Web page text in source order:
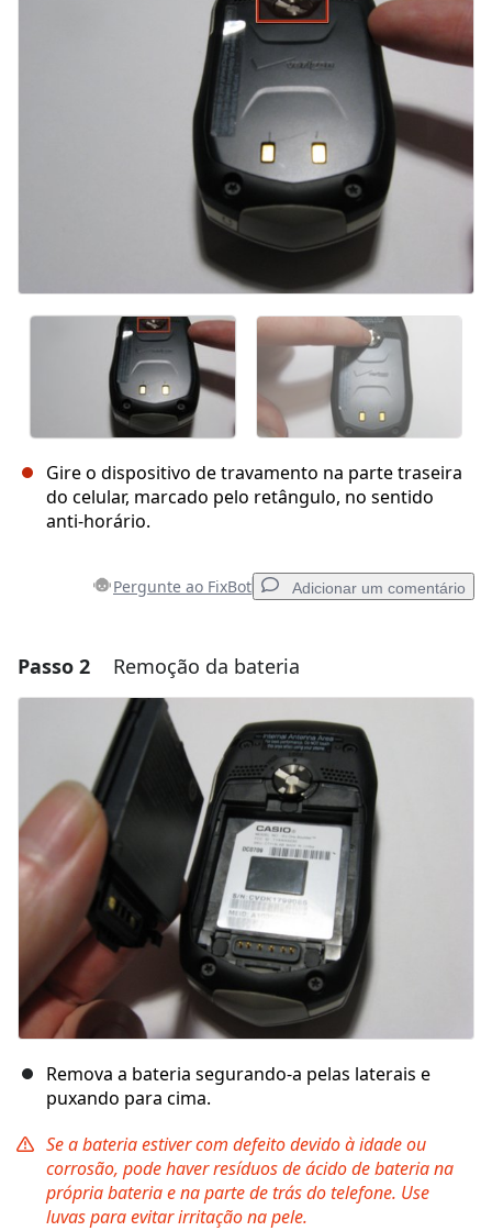
Gire o dispositivo de travamento na parte traseira
do celular, marcado pelo retângulo, no sentido
anti-horário.
Pergunte ao FixBot Adicionar um comentário
Adicionar um comentário
Comentar
Cancelar Postar comentário
Passo 2 Remoção da bateria
Remova a bateria segurando-a pelas laterais e
puxando para cima.
Se a bateria estiver com defeito devido à idade ou
corrosão, pode haver resíduos de ácido de bateria na
própria bateria e na parte de trás do telefone. Use
luvas para evitar irritação na pele.